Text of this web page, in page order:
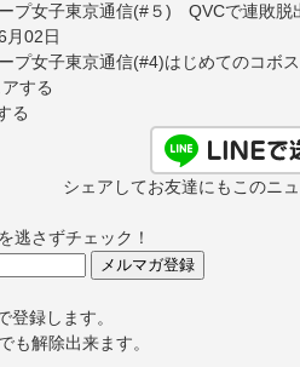
プ女子東京通信(#５) QVCで連敗脱
月02日
プ女子東京通信(#4)はじめてのコボ
シェアしてお友達にもこのニ
逃さずチェック！
録します。
も解除出来ます。